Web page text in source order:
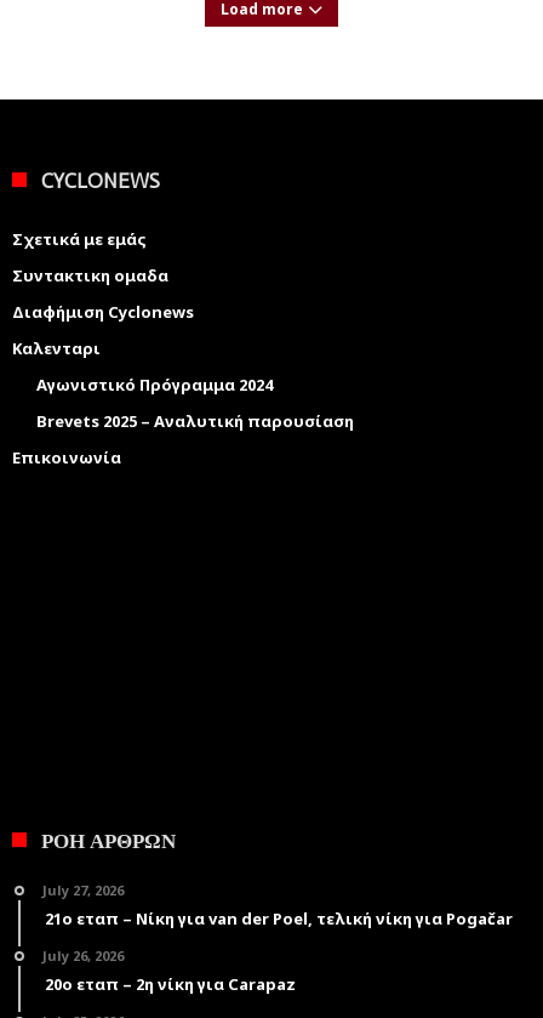
Load more
CYCLONEWS
Σχετικά με εμάς
Συντακτικη ομαδα
Διαφήμιση Cyclonews
Καλενταρι
Αγωνιστικό Πρόγραμμα 2024
Brevets 2025 – Αναλυτική παρουσίαση
Επικοινωνία
ΡΟΗ ΑΡΘΡΩΝ
July 27, 2026
21ο εταπ – Νίκη για van der Poel, τελική νίκη για Pogačar
July 26, 2026
20ο εταπ – 2η νίκη για Carapaz